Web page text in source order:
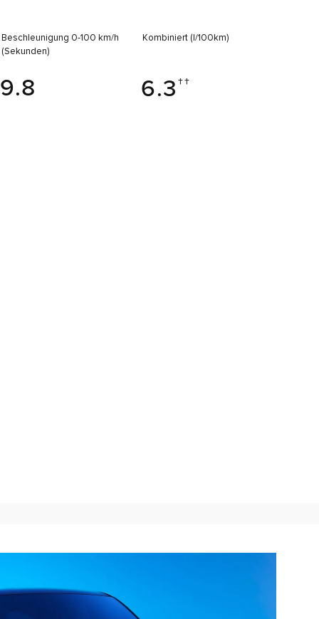
Beschleunigung 0-100 km/h
(Sekunden)
9.8
Kombiniert (l/100km)
6.3††